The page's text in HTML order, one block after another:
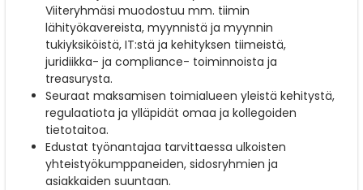
Viiteryhmäsi muodostuu mm. tiimin
lähityökavereista, myynnistä ja myynnin
tukiyksiköistä, IT:stä ja kehityksen tiimeistä,
juridiikka- ja compliance- toiminnoista ja
treasurysta.
Seuraat maksamisen toimialueen yleistä kehitystä,
regulaatiota ja ylläpidät omaa ja kollegoiden
tietotaitoa.
Edustat työnantajaa tarvittaessa ulkoisten
yhteistyökumppaneiden, sidosryhmien ja
asiakkaiden suuntaan.